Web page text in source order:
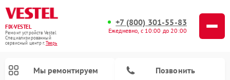
FIX-VESTEL
Ремонт устройств Vestel
Специализированный
cервисный центр г.Тверь
+7 (800) 301-55-83
Ежедневно, с 10:00 до 20:00
Мы ремонтируем Позвонить